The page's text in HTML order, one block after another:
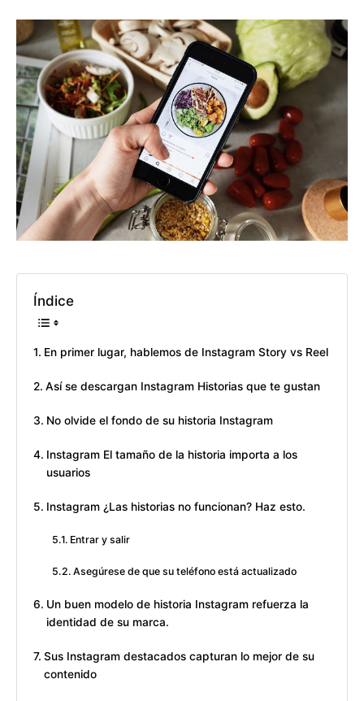
Índice
En primer lugar, hablemos de Instagram Story vs Reel
Así se descargan Instagram Historias que te gustan
No olvide el fondo de su historia Instagram
Instagram El tamaño de la historia importa a los
usuarios
Instagram ¿Las historias no funcionan? Haz esto.
Entrar y salir
Asegúrese de que su teléfono está actualizado
Un buen modelo de historia Instagram refuerza la
identidad de su marca.
Sus Instagram destacados capturan lo mejor de su
contenido